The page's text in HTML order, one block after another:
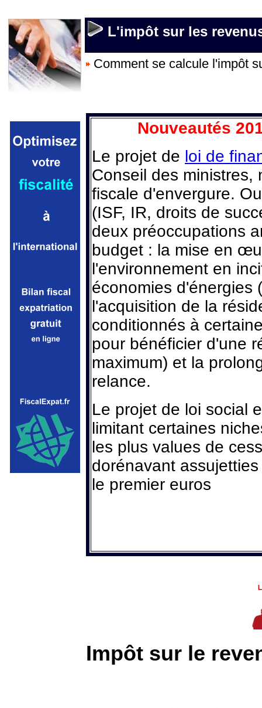
L'impôt sur les
Comment se calcule l'impôt
Nouveautés
Le projet de loi de
Conseil des ministres,
fiscale d'envergure.
(ISF, IR, droits de
deux préoccupations
budget : la mise en
l'environnement en
économies
l'acquisition de la
conditionnés à
pour bénéficier d'une
maximum) et la
relance.
Le projet de loi social
limitant certaines
les plus values de
dorénavant
le premier euros
Impôt sur le